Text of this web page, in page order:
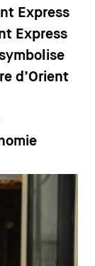
Express
Express
d’Orient